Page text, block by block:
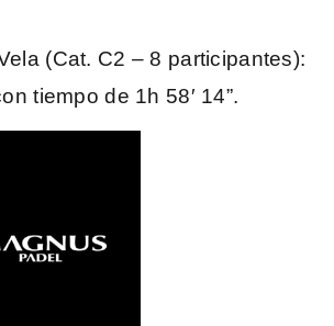
(Cat. C2 – 8 participantes):
tiempo de 1h 58′ 14”.